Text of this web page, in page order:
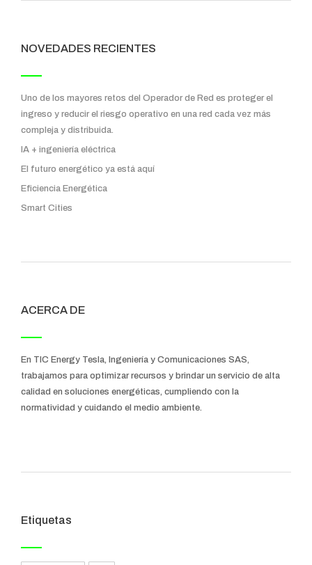
NOVEDADES RECIENTES
Uno de los mayores retos del Operador de Red es proteger el
ingreso y reducir el riesgo operativo en una red cada vez más
compleja y distribuida.
IA + ingeniería eléctrica
El futuro energético ya está aquí
Eficiencia Energética
Smart Cities
ACERCA DE
En TIC Energy Tesla, Ingeniería y Comunicaciones SAS,
trabajamos para optimizar recursos y brindar un servicio de alta
calidad en soluciones energéticas, cumpliendo con la
normatividad y cuidando el medio ambiente.
Etiquetas